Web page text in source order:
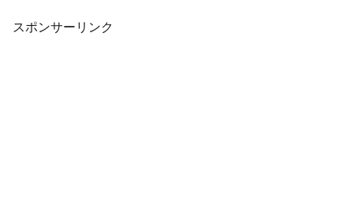
スポンサーリンク